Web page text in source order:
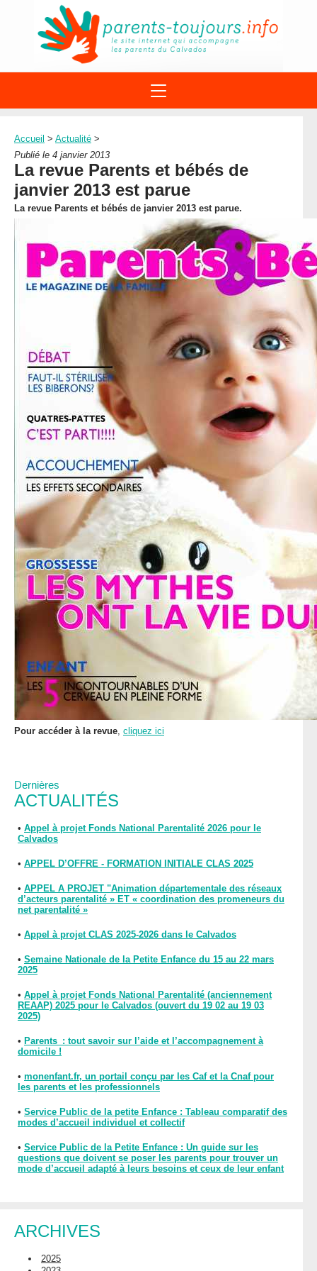
À PROPOS DU REAAP
1ÈRE VISITE
ACTUALITÉ
AGENDA
DISPOSITIFS PARENTALITÉ
SITES INTERNET
NUMÉROS VERTS
LEXIQUE
LETTRES D’INFO
MENTIONS LÉGALES
CONTACT
STRUCTURES
DOCUMENTS
FORMATIONS
Dernières
ACTUALITÉS
• Appel à projet Fonds National Parentalité 2026 pour le
Calvados
• APPEL D’OFFRE - FORMATION INITIALE CLAS 2025
• APPEL A PROJET "Animation départementale des réseaux
d’acteurs parentalité » ET « coordination des promeneurs du
net parentalité »
• Appel à projet CLAS 2025-2026 dans le Calvados
• Semaine Nationale de la Petite Enfance du 15 au 22 mars
2025
• Appel à projet Fonds National Parentalité (anciennement
REAAP) 2025 pour le Calvados (ouvert du 19 02 au 19 03
2025)
• Parents : tout savoir sur l’aide et l’accompagnement à
domicile !
• monenfant.fr, un portail conçu par les Caf et la Cnaf pour
les parents et les professionnels
• Service Public de la petite Enfance : Tableau comparatif des
modes d’accueil individuel et collectif
• Service Public de la Petite Enfance : Un guide sur les
questions que doivent se poser les parents pour trouver un
mode d’accueil adapté à leurs besoins et ceux de leur enfant
ARCHIVES
2025
Accueil > Actualité >
Publié le 4 janvier 2013
La revue Parents et bébés de
janvier 2013 est parue
La revue Parents et bébés de janvier 2013 est parue.
Pour accéder à la revue, cliquez ici